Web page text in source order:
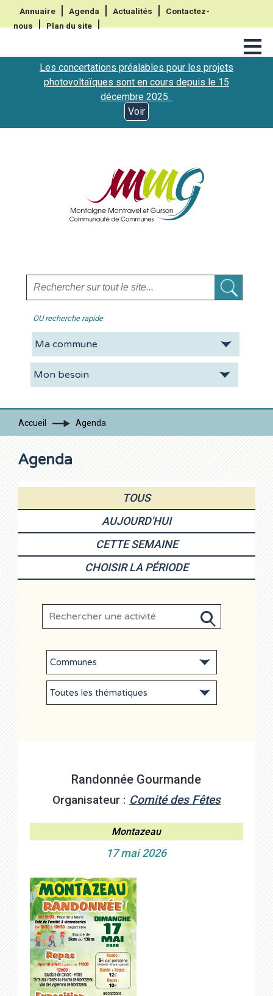
Annuaire Agenda Actualités
Contactez-
nous
Plan du site ≡
Les concertations préalables pour les projets
photovoltaïques sont en cours depuis le 15
décembre 2025.
Voir
OU recherche rapide
La CDC Vie pratique
Contacts
Accueil Agenda
Agenda
TOUS
AUJOURD'HUI
CETTE SEMAINE
CHOISIR LA PÉRIODE
Randonnée Gourmande
Organisateur : Comité des Fêtes
Montazeau
17 mai 2026